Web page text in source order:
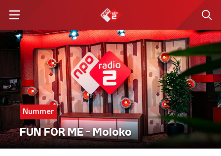
Nummer
FUN FOR ME - Moloko